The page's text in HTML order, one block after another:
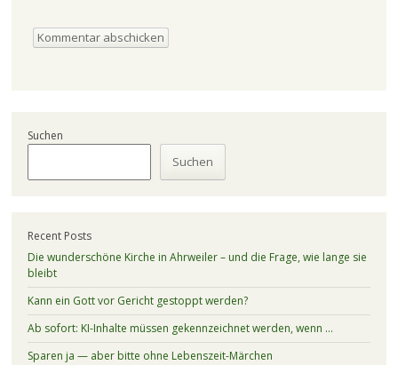
Suchen
Suchen
Recent Posts
Die wunderschöne Kirche in Ahrweiler – und die Frage, wie lange sie
bleibt
Kann ein Gott vor Gericht gestoppt werden?
Ab sofort: KI-Inhalte müssen gekennzeichnet werden, wenn …
Sparen ja — aber bitte ohne Lebenszeit-Märchen